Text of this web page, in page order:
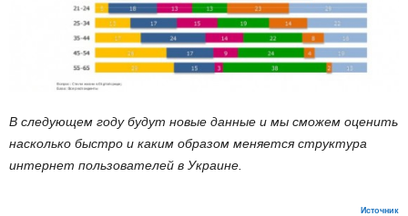
В следующем году будут новые данные и мы сможем оценить
насколько быстро и каким образом меняется структура
интернет пользователей в Украине.
Источник